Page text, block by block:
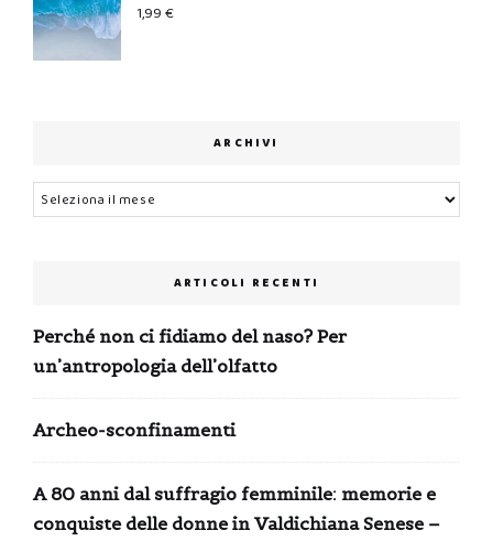
1,99€
ARCHIVI
Archivi
ARTICOLI RECENTI
Perché non ci fidiamo del naso? Per
un’antropologia dell’olfatto
Archeo-sconfinamenti
A 80 anni dal suffragio femminile: memorie e
conquiste delle donne in Valdichiana Senese –